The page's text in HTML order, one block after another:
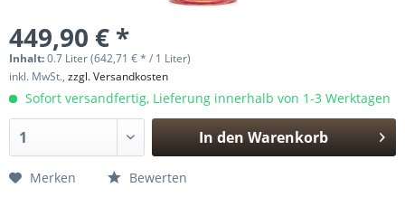
449,90 € *
Inhalt:0.7 Liter (642,71 € * / 1 Liter)
inkl. MwSt., zzgl. Versandkosten
Sofort versandfertig, Lieferung innerhalb von 1-3 Werktagen
In den Warenkorb
Merken Bewerten